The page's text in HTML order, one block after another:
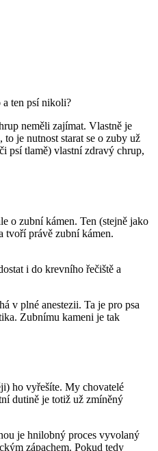
ten psí nikoli?
neměli zajímat. Vlastně je
je nutnost starat se o zuby už
psí tlamě) vlastní zdravý chrup,
o zubní kámen. Ten (stejně jako
tvoří právě zubní kámen.
i do krevního řečiště a
v plné anestezii. Ta je pro psa
Zubnímu kameni je tak
ho vyřešíte. My chovatelé
dutině je totiž už zmíněný
je hnilobný proces vyvolaný
zápachem. Pokud tedy